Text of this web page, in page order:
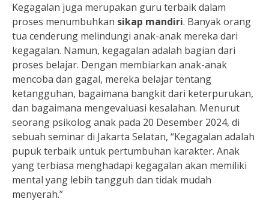
Kegagalan juga merupakan guru terbaik dalam
proses menumbuhkan sikap mandiri. Banyak orang
tua cenderung melindungi anak-anak mereka dari
kegagalan. Namun, kegagalan adalah bagian dari
proses belajar. Dengan membiarkan anak-anak
mencoba dan gagal, mereka belajar tentang
ketangguhan, bagaimana bangkit dari keterpurukan,
dan bagaimana mengevaluasi kesalahan. Menurut
seorang psikolog anak pada 20 Desember 2024, di
sebuah seminar di Jakarta Selatan, “Kegagalan adalah
pupuk terbaik untuk pertumbuhan karakter. Anak
yang terbiasa menghadapi kegagalan akan memiliki
mental yang lebih tangguh dan tidak mudah
menyerah.”